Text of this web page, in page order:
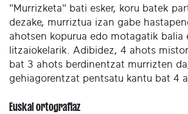
"Murrizketa" bati esker, koru batek
dezake, murriztua izan gabe
ahotsen kopurua edo motagatik balia
litzaiokelarik. Adibidez, 4 ahots
bat 3 ahots berdinentzat murrizten
gehiagorentzat pentsatu kantu bat 4
Euskal ortografiaz